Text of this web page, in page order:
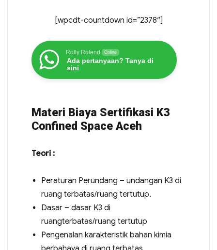
[wpcdt-countdown id=”2378″]
Rolly Rolend Online
Ada pertanyaan? Tanya di
sini
Materi Biaya Sertifikasi K3
Confined Space Aceh
Teori :
Peraturan Perundang – undangan K3 di
ruang terbatas/ruang tertutup.
Dasar – dasar K3 di
ruangterbatas/ruang tertutup
Pengenalan karakteristik bahan kimia